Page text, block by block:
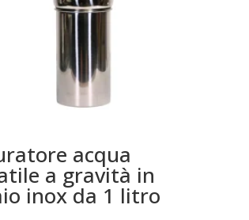
acqua
a gravità in
inox da 1 litro